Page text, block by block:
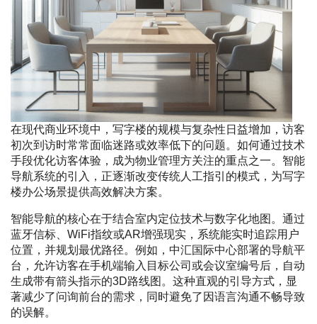
在现代商业环境中，写字楼的规模与复杂性日益增加，访客
初次到访时常常面临迷路或效率低下的问题。如何通过技术
手段优化访客体验，成为物业管理方关注的重点之一。智能
导航系统的引入，正逐渐改变传统人工指引的模式，为写字
楼办公场景提供高效解决方案。
智能导航的核心在于结合室内定位技术与数字化地图。通过
蓝牙信标、WiFi指纹或AR增强现实，系统能实时追踪用户
位置，并规划最优路径。例如，中汇国际中心部署的导航平
台，允许访客在手机端输入目标公司或会议室编号后，自动
生成带有箭头指示的3D路线图。这种直观的引导方式，显
著减少了问询前台的需求，同时避免了因语言沟通不畅导致
的误解。